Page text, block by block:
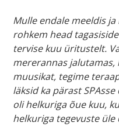
Mulle endale meeldis
rohkem head
tervise kuu üritustelt.
mererannas
muusikat, tegime
läksid ka pärast
oli helkuriga õue kuu,
helkuriga tegevuste üle